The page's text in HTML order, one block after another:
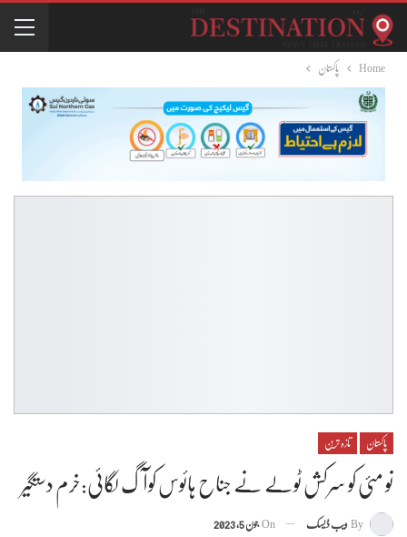
Home پاکستان
پاکستان تازہ ترین
نو مئی کو سرکش ٹولے نے جناح ہائوس کوآگ لگائی:خرم دستگیر
By ویب ڈیسک On جون 5, 2023